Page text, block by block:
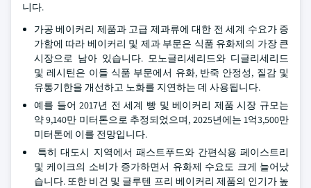
니다.
가공 베이커리 제품과 고급 제과류에 대한 전 세계 수요가 증
가함에 따라 베이커리 및 제과 부문은 식품 유화제의 가장 큰
시장으로 남아 있습니다. 모노글리세리드와 디글리세리드
및 레시틴은 이들 식품 부문에서 유화, 반죽 안정성, 질감 및
유통기한을 개선하고 노화를 지연하는 데 사용됩니다.
예를 들어 2017년 전 세계 빵 및 베이커리 제품 시장 규모는
약 9,140만 미터톤으로 추정되었으며, 2025년에는 1억3,500만
미터톤에 이를 전망입니다.
특히 대도시 지역에서 패스트푸드와 간편식용 페이스트리
및 케이크의 소비가 증가하면서 유화제 수요도 크게 늘어났
습니다. 또한 비건 및 글루텐 프리 베이커리 제품의 인기가 높